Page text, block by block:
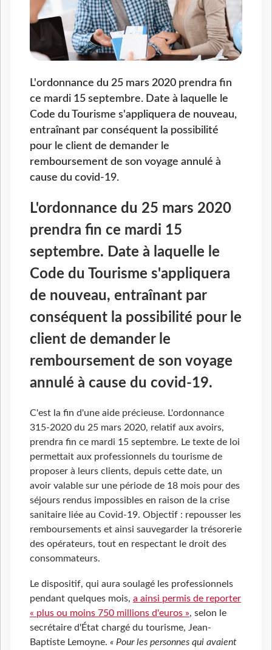
L'ordonnance du 25 mars 2020 prendra fin
ce mardi 15 septembre. Date à laquelle le
Code du Tourisme s'appliquera de nouveau,
entraînant par conséquent la possibilité
pour le client de demander le
remboursement de son voyage annulé à
cause du covid-19.
L'ordonnance du 25 mars 2020
prendra fin ce mardi 15
septembre. Date à laquelle le
Code du Tourisme s'appliquera
de nouveau, entraînant par
conséquent la possibilité pour le
client de demander le
remboursement de son voyage
annulé à cause du covid-19.
C'est la fin d'une aide précieuse. L'ordonnance
315-2020 du 25 mars 2020, relatif aux avoirs,
prendra fin ce mardi 15 septembre. Le texte de loi
permettait aux professionnels du tourisme de
proposer à leurs clients, depuis cette date, un
avoir valable sur une période de 18 mois pour des
séjours rendus impossibles en raison de la crise
sanitaire liée au Covid-19. Objectif : repousser les
remboursements et ainsi sauvegarder la trésorerie
des opérateurs, tout en respectant le droit des
consommateurs.
Le dispositif, qui aura soulagé les professionnels
pendant quelques mois, a ainsi permis de reporter
« plus ou moins 750 millions d'euros », selon le
secrétaire d'État chargé du tourisme, Jean-
Baptiste Lemoyne. « Pour les personnes qui avaient